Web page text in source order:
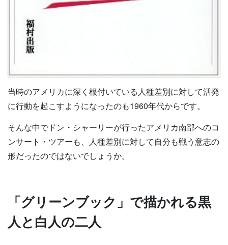
当時のアメリカに深く根付いている人種差別に対して活発
に行動を起こすようになったのも1960年代からです。
そんな中でドン・シャーリーが行ったアメリカ南部へのコ
ンサート・ツアーも、人種差別に対して自分も戦う意志の
形だったのではないでしょうか。
「グリーンブック」で描かれる黒
人と白人の二人